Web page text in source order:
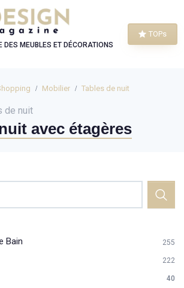
DES MEUBLES ET DÉCORATIONS
TOPs
Mobilier Tables de nuit
de nuit
avec étagères
Bain 255
222
40
des cookies